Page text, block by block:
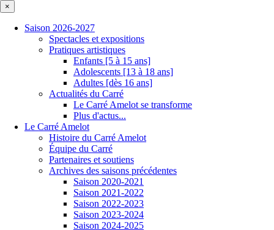
×
Saison 2026-2027
Spectacles et expositions
Pratiques artistiques
Enfants [5 à 15 ans]
Adolescents [13 à 18 ans]
Adultes [dès 16 ans]
Actualités du Carré
Le Carré Amelot se transforme
Plus d'actus...
Le Carré Amelot
Histoire du Carré Amelot
Équipe du Carré
Partenaires et soutiens
Archives des saisons précédentes
Saison 2020-2021
Saison 2021-2022
Saison 2022-2023
Saison 2023-2024
Saison 2024-2025